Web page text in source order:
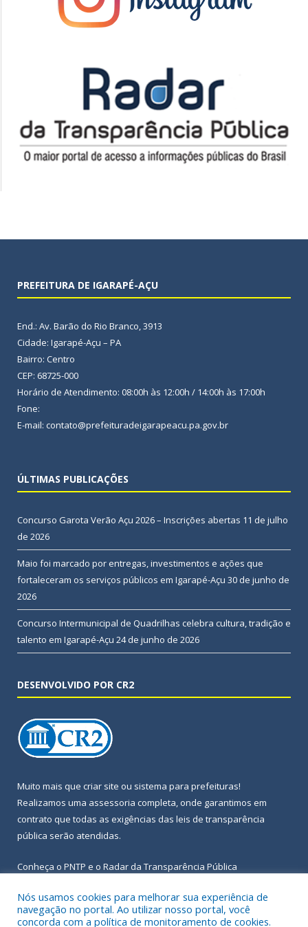
PREFEITURA DE IGARAPÉ-AÇU
End.: Av. Barão do Rio Branco, 3913
Cidade: Igarapé-Açu – PA
Bairro: Centro
CEP: 68725-000
Horário de Atendimento: 08:00h às 12:00h / 14:00h às 17:00h
Fone:
E-mail: contato@prefeituradeigarapeacu.pa.gov.br
ÚLTIMAS PUBLICAÇÕES
Concurso Garota Verão Açu 2026 – Inscrições abertas 11 de julho
de 2026
Maio foi marcado por entregas, investimentos e ações que
fortaleceram os serviços públicos em Igarapé-Açu 30 de junho de
2026
Concurso Intermunicipal de Quadrilhas celebra cultura, tradição e
talento em Igarapé-Açu 24 de junho de 2026
DESENVOLVIDO POR CR2
Muito mais que criar site ou sistema para prefeituras!
Realizamos uma assessoria completa, onde garantimos em
contrato que todas as exigências das leis de transparência
pública serão atendidas.
Conheça o PNTP e o Radar da Transparência Pública
Nós usamos cookies para melhorar sua experiência de
navegação no portal. Ao utilizar nosso portal, você
concorda com a política de monitoramento de cookies.